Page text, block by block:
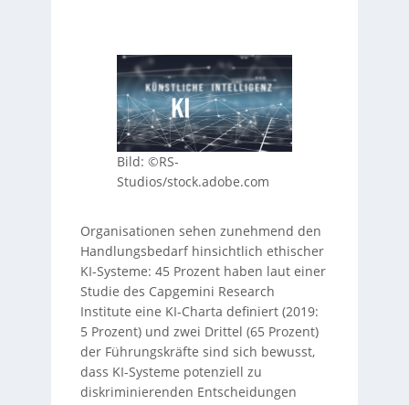
Bild: ©RS-
Studios/stock.adobe.com
Organisationen sehen zunehmend den
Handlungsbedarf hinsichtlich ethischer
KI-Systeme: 45 Prozent haben laut einer
Studie des Capgemini Research
Institute eine KI-Charta definiert (2019:
5 Prozent) und zwei Drittel (65 Prozent)
der Führungskräfte sind sich bewusst,
dass KI-Systeme potenziell zu
diskriminierenden Entscheidungen